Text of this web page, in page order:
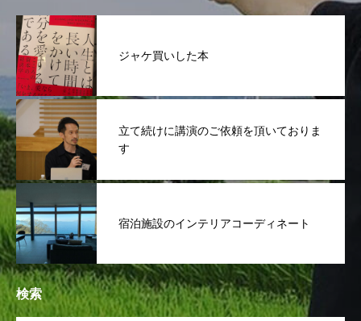
ジャケ買いした本
立て続けに講演のご依頼を頂いておりま
す
宿泊施設のインテリアコーディネート
検索